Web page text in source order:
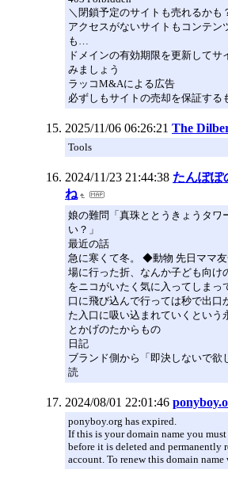
＼閉鎖予定のサイトも売れるかも
アクセスがないサイトもコンテン
も…
ドメインの有効期限を更新してサ
みましょう
ラッコM&Aによる広告
必ずしもサイトの売却を保証する
2025/11/06 06:26:21 The
Tools
2024/11/23 21:44:38 たんぽぽ
ね
娘の難問「真珠ととうきょうタワ
い？」
最近の話
急に寒くて冬。 ◆動物 先日ママ
場に行った折、なんか子ども向け
をニコがいたく気に入ってしまっ
口に飛び込んで行っては秒で出口
た入口に吸い込まれていくという
とかげのたからもの
日記
ブランド側から「即決しないで欲
読
2024/08/01 22:01:46
ponyboy.org has expired.
If this is your domain name you
before it is deleted and permanently
account. To renew this domain